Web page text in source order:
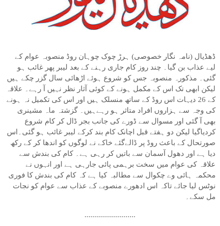
ڈھڈیال (نامہ نگار خصوصی) ہرڑ چوک چوہان روڈ منصوبہ عوام کے
لیے عذاب بن گیا۔ چند روز کام جاری رہنے کے بعد لیبر پھر غائب ہو
گئی۔ مذکورہ منصوبہ جس کو شروع ہوئے اڑھائی سال گزر چکے ہیں
لیکن ابھی تک اس کے مکمل ہونے کے کوئی آثار نظر نہیں آ رہے۔ علاقہ
کے 26 دیہات اس روڈ کے ساتھ منسلک ہیں اور اس کی تکمیل نہ ہونے
کی وجہ سے ہزاروں افراد متاثر ہو رہےہیں۔ گزشتہ ماہ مشینری
بھی آ گئی اور مسوال سے ڈورے کی جانب بجر ڈال کر کام شروع
کردیاگیا لیکن دو ہفتے قبل اچانک کام بند کرکے لیبر غائب ہو گئی۔اس
صورتحال کے باعث روڈ پر ڈالےگئے خاکے نے لوگوں کو اندھا کر کے رکھ
دیا ہے اور دھول آسمان سے باتیں کر رہی ہے۔ کام کی بندش سے
علاقہ کی عوام میں سخت برہمی پائی جارہی ہے اور انہوں نے
محکمہ ہائی وے چکوال سے مطالبہ کیا ہے کہ کام کی بندش کا فوری
نوٹس لیا جائے تاکہ اس ادھورے منصوبے کے عذاب سے عوام کو نجات
مل سکے۔
..........................